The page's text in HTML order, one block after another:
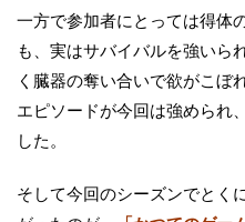
一方で参加者にとっては得体
も、実はサバイバルを強いら
く臓器の奪い合いで欲がこぼ
エピソードが今回は強められ、
した。
そして今回のシーズンでとく